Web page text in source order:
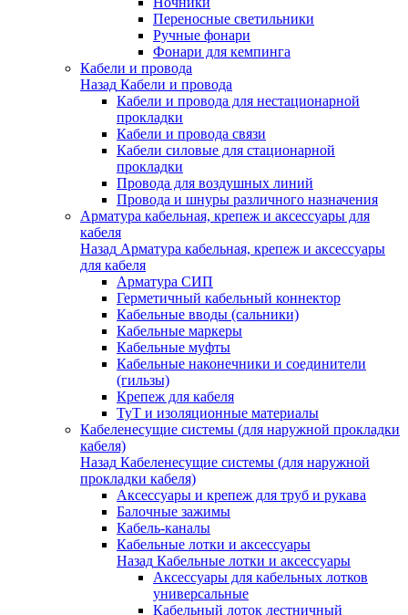
Переносные светильники
Ручные фонари
Фонари для кемпинга
Кабели и провода
Назад Кабели и провода
Кабели и провода для нестационарной
прокладки
Кабели и провода связи
Кабели силовые для стационарной
прокладки
Провода для воздушных линий
Провода и шнуры различного назначения
Арматура кабельная, крепеж и аксессуары для
кабеля
Назад Арматура кабельная, крепеж и аксессуары
для кабеля
Арматура СИП
Герметичный кабельный коннектор
Кабельные вводы (сальники)
Кабельные маркеры
Кабельные муфты
Кабельные наконечники и соединители
(гильзы)
Крепеж для кабеля
ТуТ и изоляционные материалы
Кабеленесущие системы (для наружной прокладки
кабеля)
Назад Кабеленесущие системы (для наружной
прокладки кабеля)
Аксессуары и крепеж для труб и рукава
Балочные зажимы
Кабель-каналы
Кабельные лотки и аксессуары
Назад Кабельные лотки и аксессуары
Аксессуары для кабельных лотков
универсальные
Кабельный лоток лестничный